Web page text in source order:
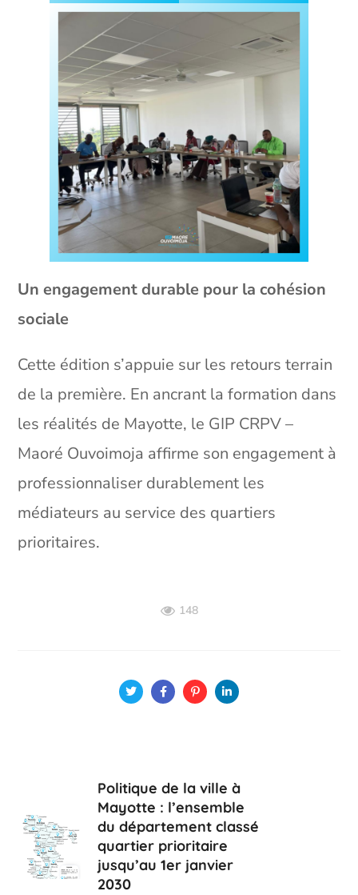
Un engagement durable pour la cohésion
sociale
Cette édition s’appuie sur les retours terrain
de la première. En ancrant la formation dans
les réalités de Mayotte, le GIP CRPV –
Maoré Ouvoimoja affirme son engagement à
professionnaliser durablement les
médiateurs au service des quartiers
prioritaires.
148
Politique de la ville à
Mayotte : l’ensemble
du département classé
quartier prioritaire
jusqu’au 1er janvier
2030